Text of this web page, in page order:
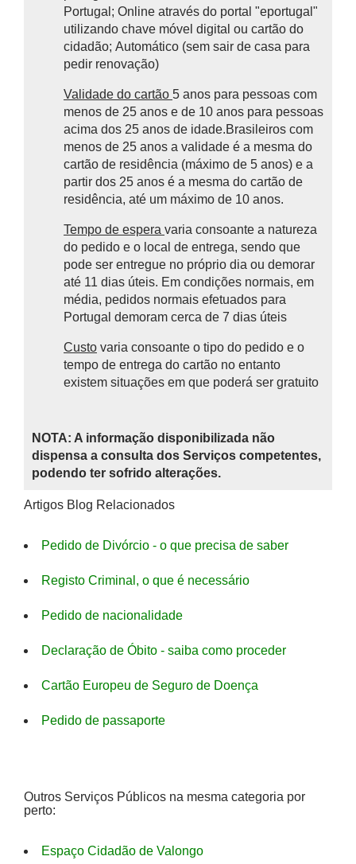
Portugal; Online através do portal "eportugal"
utilizando chave móvel digital ou cartão do
cidadão; Automático (sem sair de casa para
pedir renovação)
Validade do cartão 5 anos para pessoas com
menos de 25 anos e de 10 anos para pessoas
acima dos 25 anos de idade.Brasileiros com
menos de 25 anos a validade é a mesma do
cartão de residência (máximo de 5 anos) e a
partir dos 25 anos é a mesma do cartão de
residência, até um máximo de 10 anos.
Tempo de espera varia consoante a natureza
do pedido e o local de entrega, sendo que
pode ser entregue no próprio dia ou demorar
até 11 dias úteis. Em condições normais, em
média, pedidos normais efetuados para
Portugal demoram cerca de 7 dias úteis
Custo varia consoante o tipo do pedido e o
tempo de entrega do cartão no entanto
existem situações em que poderá ser gratuito
NOTA: A informação disponibilizada não
dispensa a consulta dos Serviços competentes,
podendo ter sofrido alterações.
Artigos Blog Relacionados
Pedido de Divórcio - o que precisa de saber
Registo Criminal, o que é necessário
Pedido de nacionalidade
Declaração de Óbito - saiba como proceder
Cartão Europeu de Seguro de Doença
Pedido de passaporte
Outros Serviços Públicos na mesma categoria por
perto:
Espaço Cidadão de Valongo